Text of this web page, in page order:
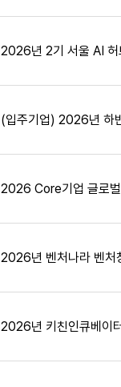
2026년 2기 서울 AI 허
(입주기업) 2026년 하
2026 Core기업 글로벌
2026년 벤처나라 벤처